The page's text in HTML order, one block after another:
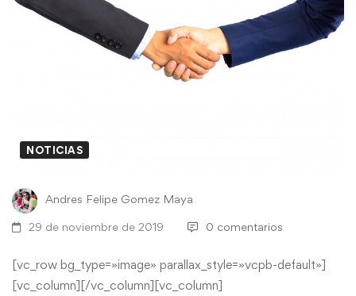
NOTICIAS
Andres Felipe Gomez Maya
29 de noviembre de 2019 0 comentarios
[vc_row bg_type=»image» parallax_style=»vcpb-default»]
[vc_column][/vc_column][vc_column]